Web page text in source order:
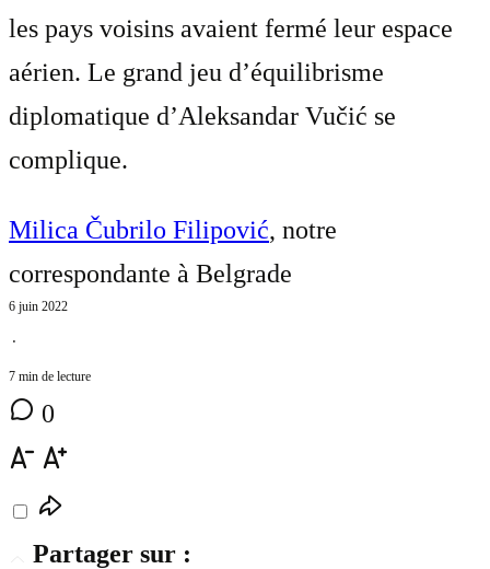
les pays voisins avaient fermé leur espace
aérien. Le grand jeu d’équilibrisme
diplomatique d’Aleksandar Vučić se
complique.
Milica Čubrilo Filipović, notre
correspondante à Belgrade
6 juin 2022
⋅
7 min de lecture
0
Partager sur :